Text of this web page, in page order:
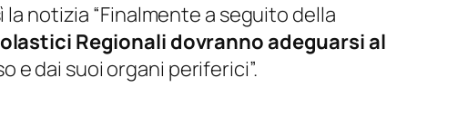
notizia “Finalmente a seguito della
Regionali dovranno adeguarsi al
e dai suoi organi periferici”.